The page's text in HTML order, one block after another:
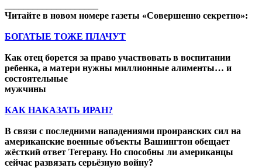
Читайте в новом номере газеты «Совершенно секретно»:
БОГАТЫЕ ТОЖЕ ПЛАЧУТ
Как отец борется за право участвовать в воспитании
ребенка, а матери нужны миллионные алименты… и
состоятельные
мужчины
КАК НАКАЗАТЬ ИРАН?
В связи с последними нападениями проиранских сил на
американские военные объекты Вашингтон обещает
жёсткий ответ Тегерану. Но способны ли американцы
сейчас развязать серьёзную войну?